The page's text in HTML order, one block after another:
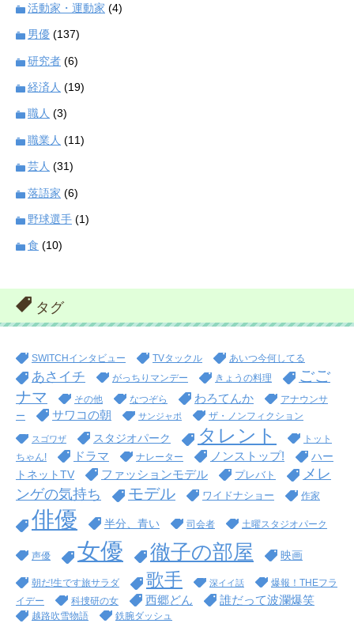
活動家・運動家 (4)
男優 (137)
研究者 (6)
経済人 (19)
職人 (3)
職業人 (11)
芸人 (31)
落語家 (6)
野球選手 (1)
食 (10)
タグ
SWITCHインタビュー TVタックル あいつ今何してる
あさイチ がっちりマンデー きょうの料理
ごご
ナマ
その他 なつぞら わろてんか
アナウンサ
ー
サワコの朝 サンジャポ ザ・ノンフィクション
スゴワザ スタジオパーク タレント
トット
ちゃん!
ドラマ ナレーター ノンストップ!
ハー
トネットTV
ファッションモデル プレバト
メレ
ンゲの気持ち
モデル ワイドナショー 作家
俳優 半分、青い 司会者 土曜スタジオパーク
声優 女優 徹子の部屋 映画
朝だ!生です旅サラダ 歌手 深イイ話
爆報！THEフラ
イデー
科捜研の女 西郷どん 誰だって波瀾爆笑
越路吹雪物語 鉄腕ダッシュ